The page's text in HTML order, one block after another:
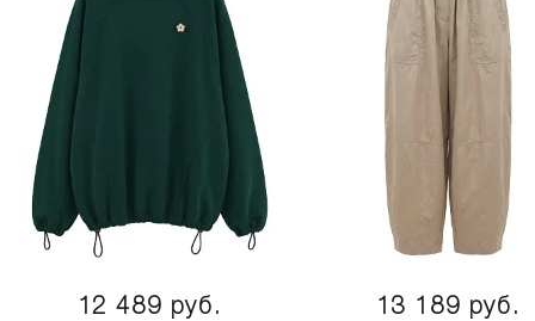
12 489 руб.
13 189 руб.